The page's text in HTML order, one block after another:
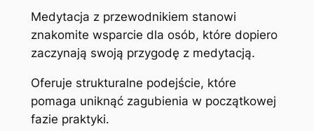
Medytacja z przewodnikiem stanowi
znakomite wsparcie dla osób, które dopiero
zaczynają swoją przygodę z medytacją.
Oferuje strukturalne podejście, które
pomaga uniknąć zagubienia w początkowej
fazie praktyki.